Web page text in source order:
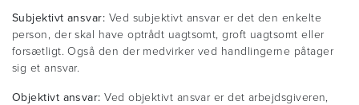
Subjektivt ansvar: Ved subjektivt ansvar er det den enkelte
person, der skal have optrådt uagtsomt, groft uagtsomt eller
forsætligt. Også den der medvirker ved handlingerne påtager
sig et ansvar.
Objektivt ansvar: Ved objektivt ansvar er det arbejdsgiveren,